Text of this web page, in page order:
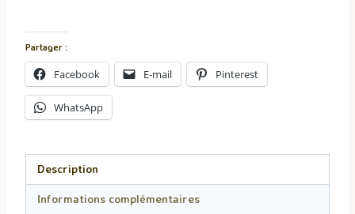
De
Fondants
Fleur
de
Noël
Partager :
Facebook E-mail Pinterest
WhatsApp
Description
Informations complémentaires